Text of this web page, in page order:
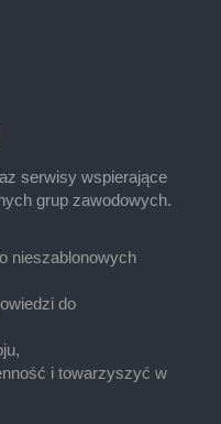
serwisy wspierające
grup zawodowych.
nieszablonowych
do
i towarzyszyć w